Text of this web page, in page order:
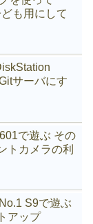
も用にして
サーバにす
で遊ぶ その
トカメラの利
S9で遊ぶ
アップ